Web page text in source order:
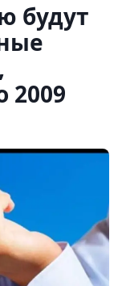
будут
2009